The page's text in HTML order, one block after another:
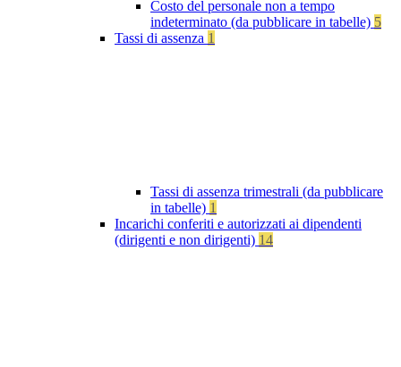
Costo del personale non a tempo
indeterminato (da pubblicare in tabelle) 5
Tassi di assenza 1
Tassi di assenza trimestrali (da pubblicare
in tabelle) 1
Incarichi conferiti e autorizzati ai dipendenti
(dirigenti e non dirigenti) 14